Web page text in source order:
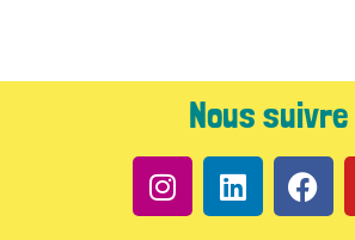
Nous suivre